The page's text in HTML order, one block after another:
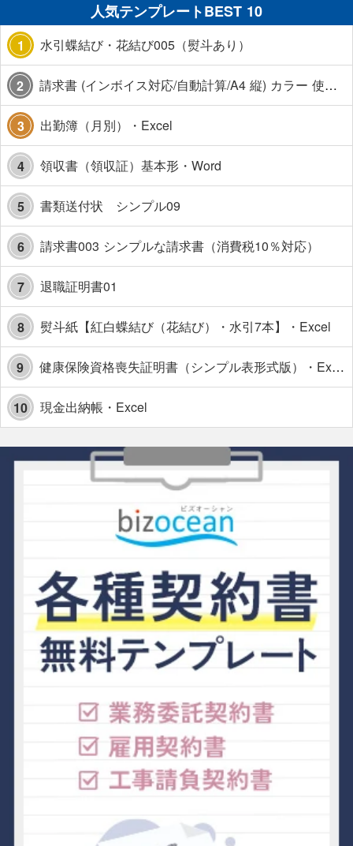
人気テンプレートBEST 10
1 水引蝶結び・花結び005（熨斗あり）
2 請求書 (インボイス対応/自動計算/A4 縦) カラー 使い方解説あり
3 出勤簿（月別）・Excel
4 領収書（領収証）基本形・Word
5 書類送付状 シンプル09
6 請求書003 シンプルな請求書（消費税10％対応）
7 退職証明書01
8 熨斗紙【紅白蝶結び（花結び）・水引7本】・Excel
9 健康保険資格喪失証明書（シンプル表形式版）・Excel【見本付き】
10 現金出納帳・Excel